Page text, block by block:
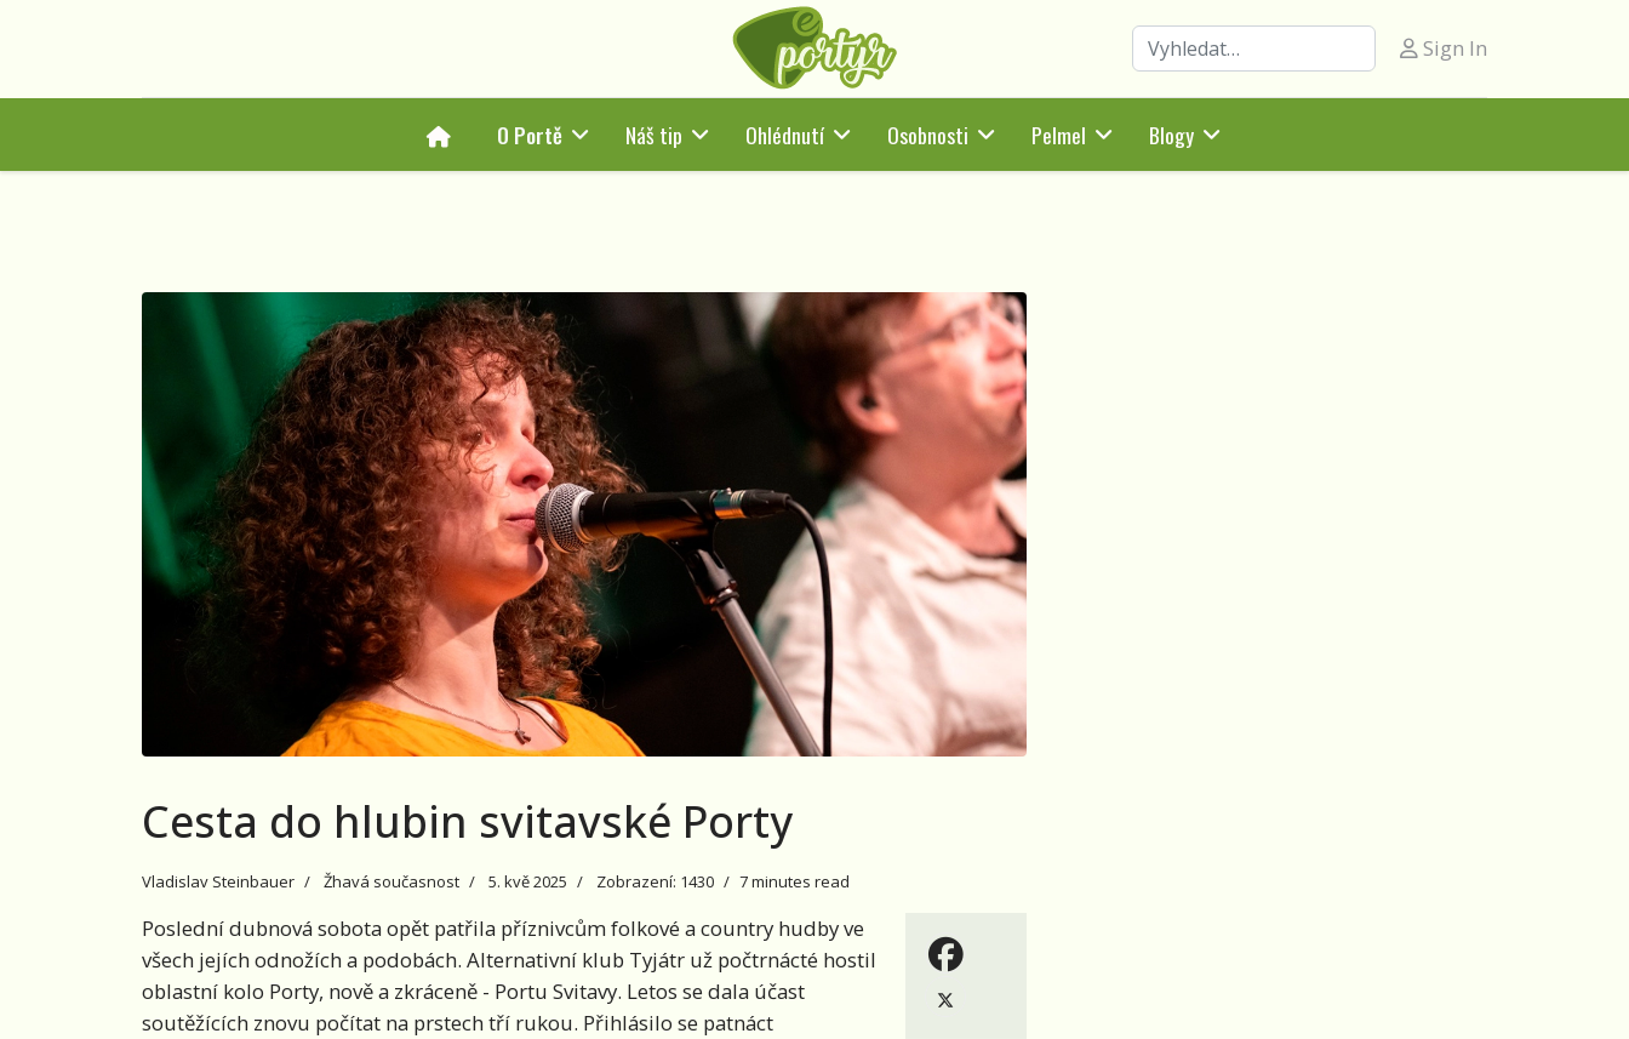
Hledat Sign In
HomeO Portě Náš tip Ohlédnutí Osobnosti Pelmel Blogy
Cesta do hlubin svitavské Porty
Vladislav Steinbauer Žhavá současnost 5. kvě 2025 Zobrazení: 1430 7 minutes read
Poslední dubnová sobota opět patřila příznivcům folkové a country hudby ve
všech jejích odnožích a podobách. Alternativní klub Tyjátr už počtrnácté hostil
oblastní kolo Porty, nově a zkráceně - Portu Svitavy. Letos se dala účast
soutěžících znovu počítat na prstech tří rukou. Přihlásilo se patnáct